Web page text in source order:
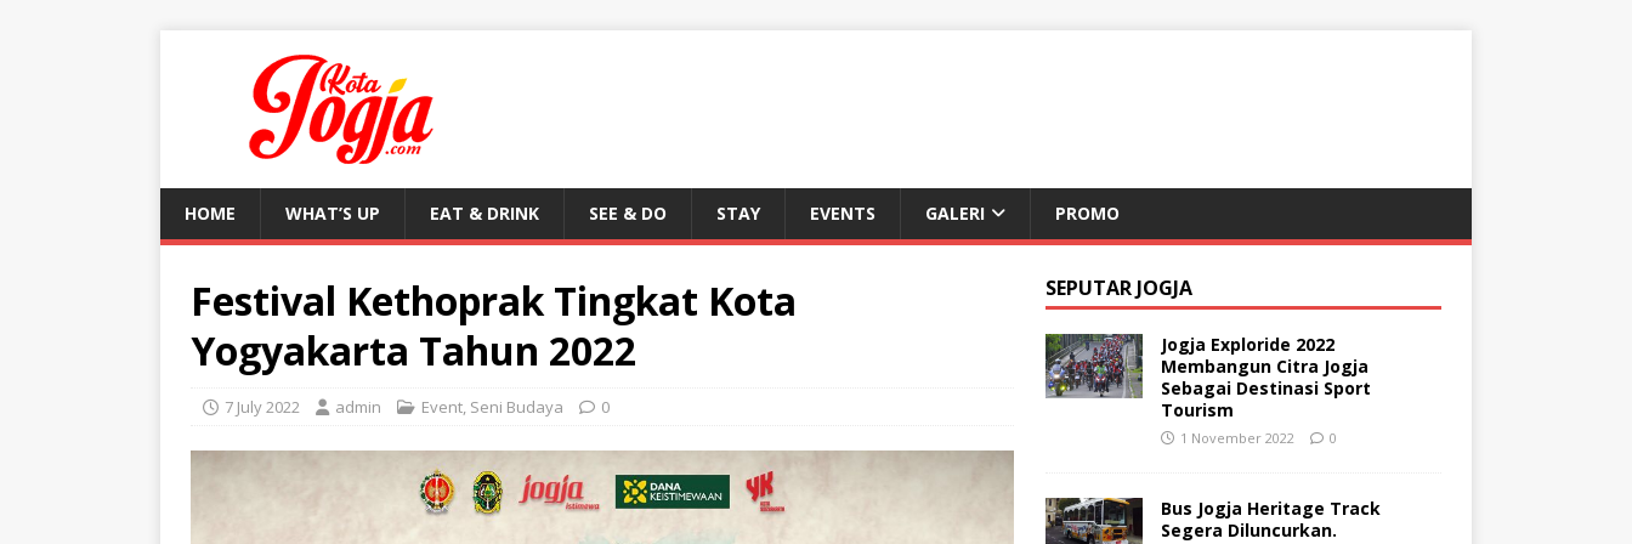
HOME WHAT’S UP EAT & DRINK SEE & DO STAY EVENTS GALERI PROMO
Festival Kethoprak Tingkat Kota
Yogyakarta Tahun 2022
7 July 2022 admin Event, Seni Budaya 0
SEPUTAR JOGJA
Jogja Exploride 2022
Membangun Citra Jogja
Sebagai Destinasi Sport
Tourism
1 November 2022 0
Bus Jogja Heritage Track
Segera Diluncurkan.